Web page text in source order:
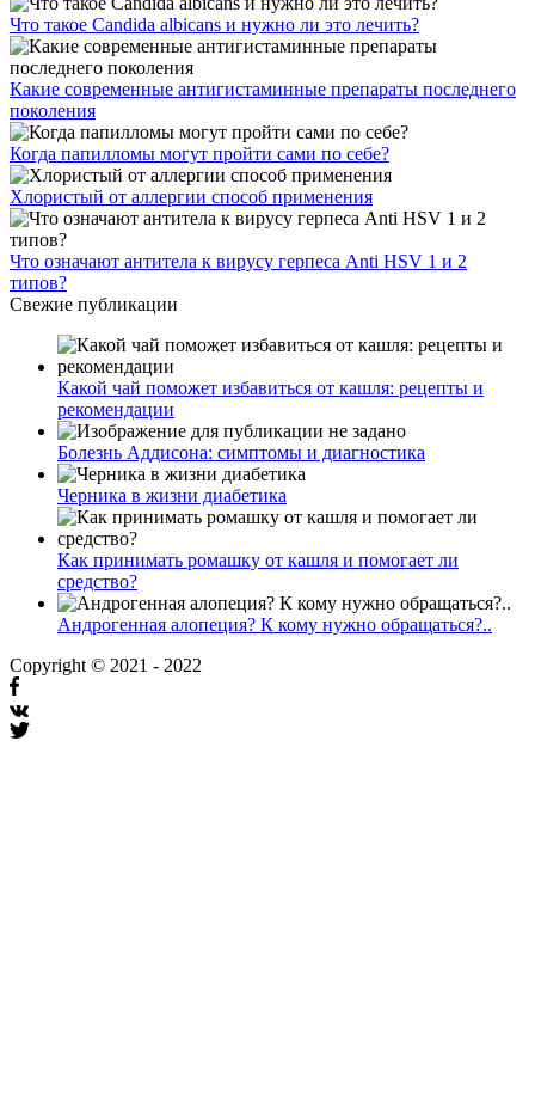
Что такое Candida albicans и нужно ли это лечить?
Какие современные антигистаминные препараты последнего
поколения
Когда папилломы могут пройти сами по себе?
Хлористый от аллергии способ применения
Что означают антитела к вирусу герпеса Anti HSV 1 и 2
типов?
Свежие публикации
Какой чай поможет избавиться от кашля: рецепты и
рекомендации
Болезнь Аддисона: симптомы и диагностика
Черника в жизни диабетика
Как принимать ромашку от кашля и помогает ли
средство?
Андрогенная алопеция? К кому нужно обращаться?..
Copyright © 2021 - 2022